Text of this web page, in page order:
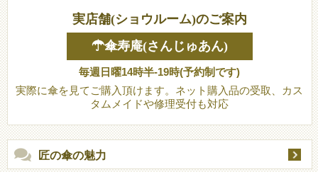
実店舗(ショウルーム)のご案内
☂傘寿庵(さんじゅあん)
毎週日曜14時半-19時(予約制です)
実際に傘を見てご購入頂けます。ネット購入品の受取、カス
タムメイドや修理受付も対応
匠の傘の魅力